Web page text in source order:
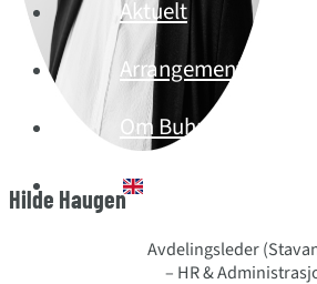
Aktuelt
Arrangement
Om Buhr
Hilde Haugen
Avdelingsleder
– HR &